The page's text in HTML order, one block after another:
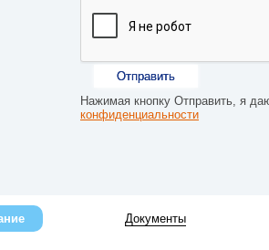
Отправить
Нажимая кнопку Отправить, я
конфиденциальности
Документы